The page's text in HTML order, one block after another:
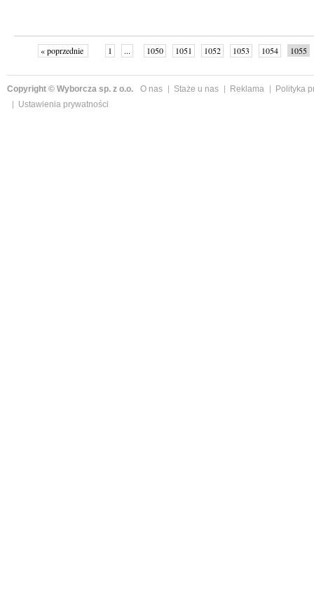
« poprzednie 1 ... 1050 1051 1052 1053 1054
1055
Copyright © Wyborcza sp. z o.o. O nas Staże u nas Reklama
Polityka
Ustawienia prywatności